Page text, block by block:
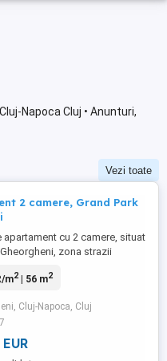
Napoca Cluj • Anunturi,
Vezi toate
2 camere, Grand Park
apartament cu 2 camere, situat
zona strazii
- Suprafata utila: 56 mp plus
Dormitor, living,
si hol. ...
m2| 56 m2
Cluj-Napoca, Cluj